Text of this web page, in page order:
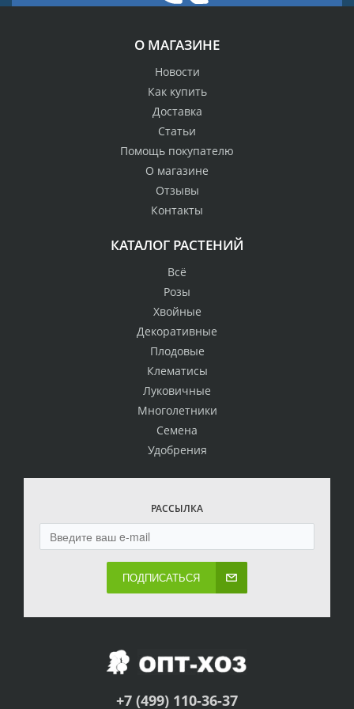
О МАГАЗИНЕ
Новости
Как купить
Доставка
Статьи
Помощь покупателю
О магазине
Отзывы
Контакты
КАТАЛОГ РАСТЕНИЙ
Всё
Розы
Хвойные
Декоративные
Плодовые
Клематисы
Луковичные
Многолетники
Семена
Удобрения
РАССЫЛКА
ПОДПИСАТЬСЯ
+7 (499) 110-36-37